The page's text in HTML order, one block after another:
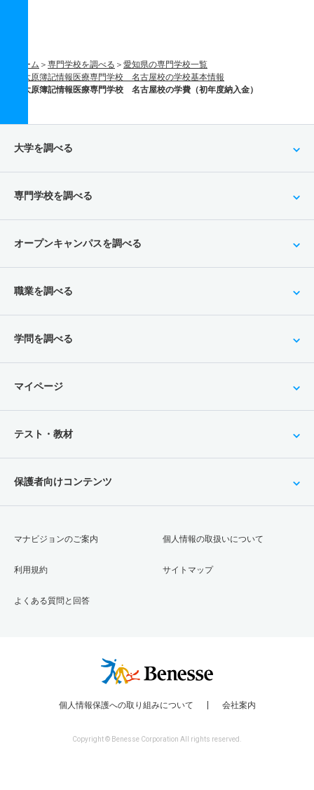
ホーム 専門学校を調べる
愛知県の専門学校一覧
大原簿記情報医療専門学校 名古屋校の学校基本情報
大原簿記情報医療専門学校 名古屋校の学費（初年度納入金）
大学を調べる
専門学校を調べる
オープンキャンパスを調べる
職業を調べる
学問を調べる
マイページ
テスト・教材
保護者向けコンテンツ
マナビジョンのご案内
利用規約
よくある質問と回答
個人情報の取扱いについて
サイトマップ
個人情報保護への取り組みについて 会社案内
Copyright © Benesse Corporation All rights reserved.